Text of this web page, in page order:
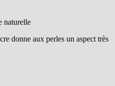
naturelle
donne aux perles un aspect très